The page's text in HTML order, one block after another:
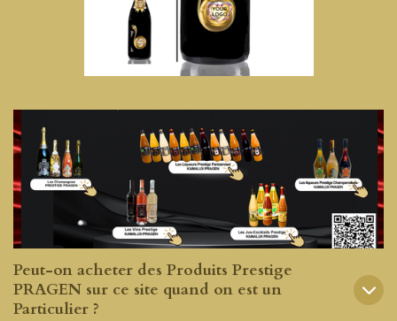
Peut-on acheter des Produits Prestige
PRAGEN sur ce site quand on est un
Particulier ?